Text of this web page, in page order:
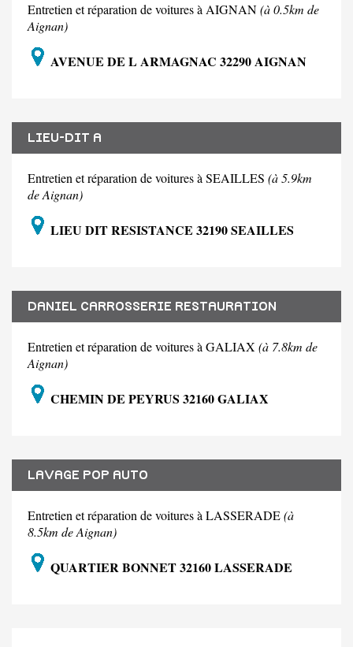
Entretien et réparation de voitures à AIGNAN(à 0.5km de
Aignan)
AVENUE DE L ARMAGNAC 32290 AIGNAN
LIEU-DIT A
Entretien et réparation de voitures à SEAILLES (à 5.9km
de Aignan)
LIEU DIT RESISTANCE 32190 SEAILLES
DANIEL CARROSSERIE RESTAURATION
Entretien et réparation de voitures à GALIAX (à 7.8km de
Aignan)
CHEMIN DE PEYRUS 32160 GALIAX
LAVAGE POP AUTO
Entretien et réparation de voitures à LASSERADE(à
8.5km de Aignan)
QUARTIER BONNET 32160 LASSERADE